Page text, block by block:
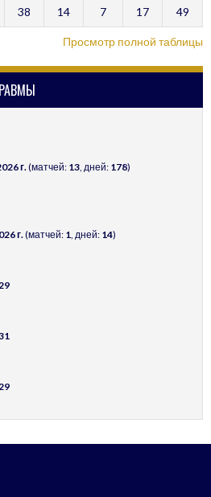
38 14 7 17 49
Просмотр полной таблицы
г.(матчей: 13, дней: 178)
г.(матчей: 1, дней: 14)